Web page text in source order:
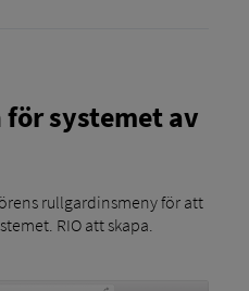
systemet av
rullgardinsmeny för att
RIO att skapa.